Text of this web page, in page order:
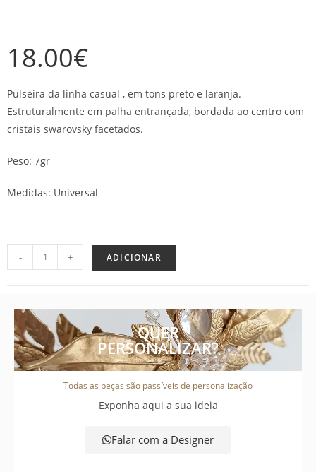
18.00€
Pulseira da linha casual , em tons preto e laranja.
Estruturalmente em palha entrançada, bordada ao centro com
cristais swarovsky facetados.
Peso: 7gr
Medidas: Universal
- + ADICIONAR
QUER
PERSONALIZAR?
Todas as peças são passíveis de personalização
Exponha aqui a sua ideia
Falar com a Designer